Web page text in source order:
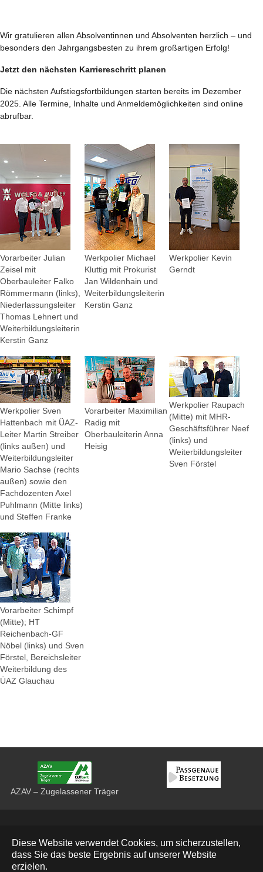
Diese Website verwendet Cookies, um sicherzustellen,
dass Sie das beste Ergebnis auf unserer Website
erzielen.
Vorarbeiter Julian
Zeisel mit
Oberbauleiter Falko
Römmermann (links),
Niederlassungsleiter
Thomas Lehnert und
Weiterbildungsleiterin
Kerstin Ganz
Werkpolier Michael
Kluttig mit Prokurist
Jan Wildenhain und
Weiterbildungsleiterin
Kerstin Ganz
Werkpolier Kevin
Gerndt
Werkpolier Sven
Hattenbach mit ÜAZ-
Leiter Martin Streiber
(links außen) und
Weiterbildungsleiter
Mario Sachse (rechts
außen) sowie den
Fachdozenten Axel
Puhlmann (Mitte links)
und Steffen Franke
Vorarbeiter Maximilian
Radig mit
Oberbauleiterin Anna
Heisig
Werkpolier Raupach
(Mitte) mit MHR-
Geschäftsführer Neef
(links) und
Weiterbildungsleiter
Sven Förstel
Vorarbeiter Schimpf
(Mitte); HT
Reichenbach-GF
Nöbel (links) und Sven
Förstel, Bereichsleiter
Weiterbildung des
ÜAZ Glauchau
Wir gratulieren allen Absolventinnen und Absolventen herzlich – und
besonders den Jahrgangsbesten zu ihrem großartigen Erfolg!
Jetzt den nächsten Karriereschritt planen
Die nächsten Aufstiegsfortbildungen starten bereits im Dezember
2025. Alle Termine, Inhalte und Anmeldemöglichkeiten sind online
abrufbar.
AZAV – Zugelassener Träger
Impressum